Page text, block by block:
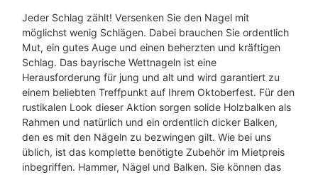
Jeder Schlag zählt! Versenken Sie den Nagel mit
möglichst wenig Schlägen. Dabei brauchen Sie ordentlich
Mut, ein gutes Auge und einen beherzten und kräftigen
Schlag. Das bayrische Wettnageln ist eine
Herausforderung für jung und alt und wird garantiert zu
einem beliebten Treffpunkt auf Ihrem Oktoberfest. Für den
rustikalen Look dieser Aktion sorgen solide Holzbalken als
Rahmen und natürlich und ein ordentlich dicker Balken,
den es mit den Nägeln zu bezwingen gilt. Wie bei uns
üblich, ist das komplette benötigte Zubehör im Mietpreis
inbegriffen. Hammer, Nägel und Balken. Sie können das